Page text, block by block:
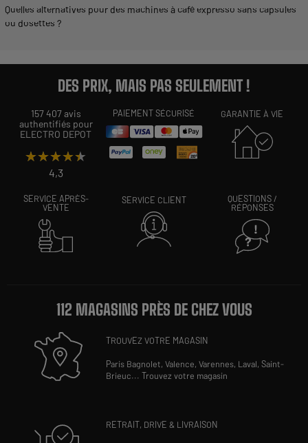
Quelles alternatives pour des machines à café expresso sans capsules
ou dosettes ?
DES PRIX, MAIS PAS SEULEMENT !
157 407 avis
authentifiés pour
ELECTRO DEPOT
★★★★★
★★★★★
4,3
PAIEMENT SÉCURISÉ GARANTIE À VIE
SERVICE APRÈS-
VENTE
SERVICE CLIENT
QUESTIONS /
RÉPONSES
112 MAGASINS PRÈS DE CHEZ VOUS
TROUVEZ VOTRE MAGASIN
Paris Bagnolet,Valence,Varennes, Laval,Saint-
Brieuc...Trouvez votre magasin
RETRAIT, DRIVE & LIVRAISON